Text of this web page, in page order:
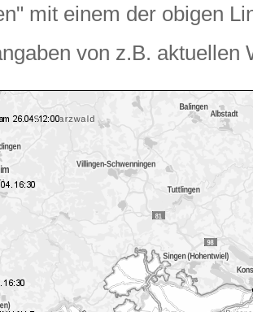
mit einem der obigen
von z.B. aktuellen